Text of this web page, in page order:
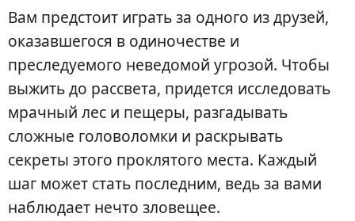
Вам предстоит играть за одного из друзей,
оказавшегося в одиночестве и
преследуемого неведомой угрозой. Чтобы
выжить до рассвета, придется исследовать
мрачный лес и пещеры, разгадывать
сложные головоломки и раскрывать
секреты этого проклятого места. Каждый
шаг может стать последним, ведь за вами
наблюдает нечто зловещее.